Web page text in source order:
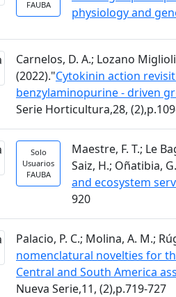
FAUBA
physiology and
Carnelos, D. A.; Lozano
(2022)."Cytokinin action
benzylaminopurine - driven
Serie Horticultura,28,
Solo
Usuarios
FAUBA
Maestre, F. T.; Le
Saiz, H.; Oñatibia,
and ecosystem
920
Palacio, P. C.; Molina, A. M.;
nomenclatural novelties for
Central and South America
Nueva Serie,11, (2),p.719-727